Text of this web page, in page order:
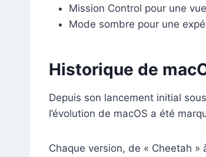
Mission Control pour une
Mode sombre pour une
Historique de
Depuis son lancement initial
l’évolution de macOS a été
Chaque version, de « Cheetah »